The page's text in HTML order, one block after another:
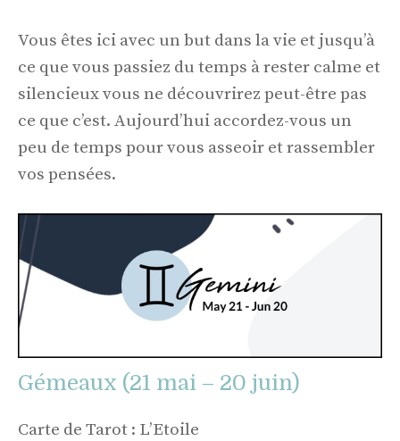
Vous êtes ici avec un but dans la vie et jusqu’à
ce que vous passiez du temps à rester calme et
silencieux vous ne découvrirez peut-être pas
ce que c’est. Aujourd’hui accordez-vous un
peu de temps pour vous asseoir et rassembler
vos pensées.
Gémeaux (21 mai – 20 juin)
Carte de Tarot : L’Etoile